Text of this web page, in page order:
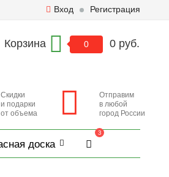
Вход Регистрация
Корзина 0 0 руб.
Скидки
и подарки
от объема
Отправим
в любой
город России
доска
3